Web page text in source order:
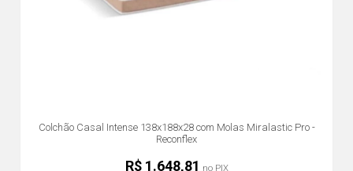
Colchão Casal Intense 138x188x28 com Molas Miralastic Pro -
Reconflex
R$ 1.648,81 no PIX